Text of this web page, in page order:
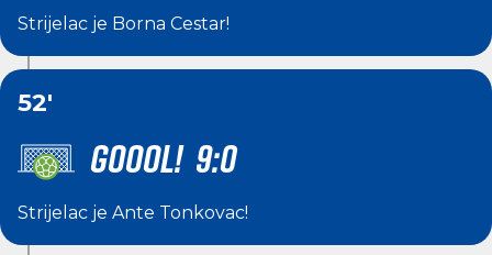
Strijelac je Borna Cestar!
52'
GOOOL! 9:0
Strijelac je Ante Tonkovac!